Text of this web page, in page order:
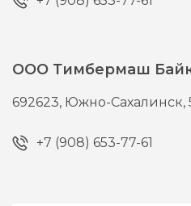
ООО Тимбермаш
692623, Южно-Сахалинск,
+7 (908) 653-77-61